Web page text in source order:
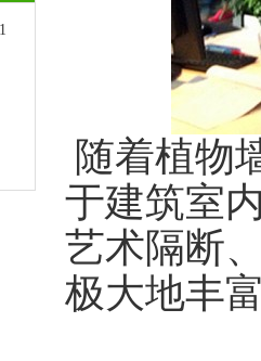
随着植物
于建筑室
艺术隔断
极大地丰